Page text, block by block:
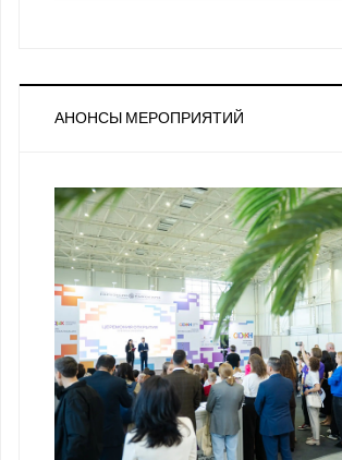
АНОНСЫ МЕРОПРИЯТИЙ